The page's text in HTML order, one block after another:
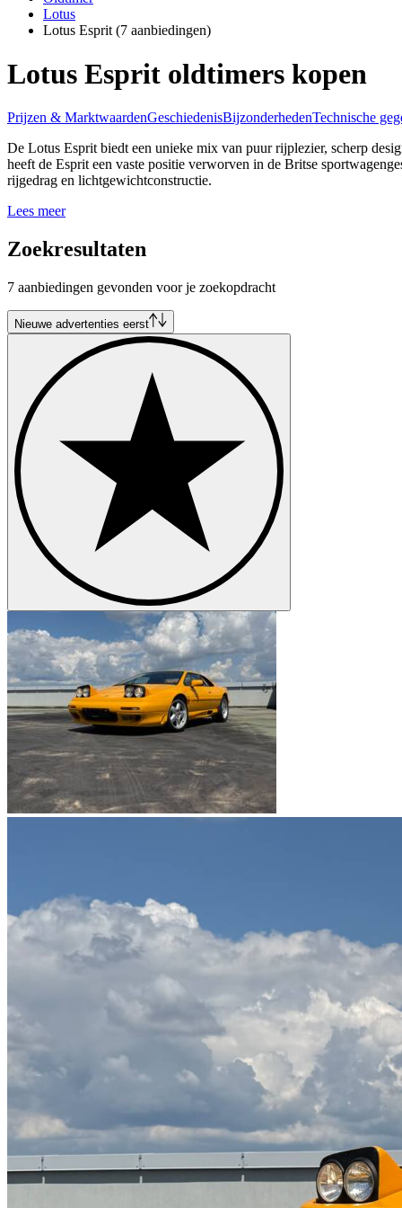
Lotus
Lotus Esprit (7 aanbiedingen)
Lotus Esprit oldtimers kopen
Prijzen & MarktwaardenGeschiedenisBijzonderhedenTechnische
De Lotus Esprit biedt een unieke mix van puur rijplezier, scherp
heeft de Esprit een vaste positie verworven in de Britse
rijgedrag en lichtgewichtconstructie.
Lees meer
Zoekresultaten
7 aanbiedingen gevonden voor je zoekopdracht
Nieuwe advertenties eerst